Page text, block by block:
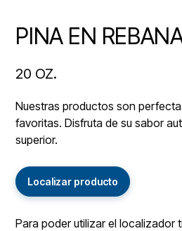
PINA EN
20 OZ.
Nuestras productos son
favoritas. Disfruta de su sabor
superior.
Localizar producto
Para poder utilizar el localizador